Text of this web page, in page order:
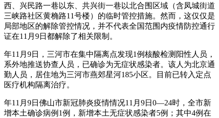
西、兴民路一巷以东、共兴街一巷以北合围区域（含凤城街道
三峡路社区黄桷路11号楼）的临时管控措施。然而，这仅仅是
局部地区的解除管控情况，并不代表全国范围内疫情防控通行
证在11月9日都解除了相关限制。
年11月9日，三河市在集中隔离点发现1例核酸检测阳性人员，
系外地推送协查人员，已确诊为无症状感染者。该人为北京通
勤人员，居住地为三河市燕郊星河185小区。目前已转入定点
医疗机构隔离治疗。
年11月9日佛山市新冠肺炎疫情情况11月9日0—24时，全市新
增本土确诊病例1例，新增本土无症状感染者5例；其中4例在